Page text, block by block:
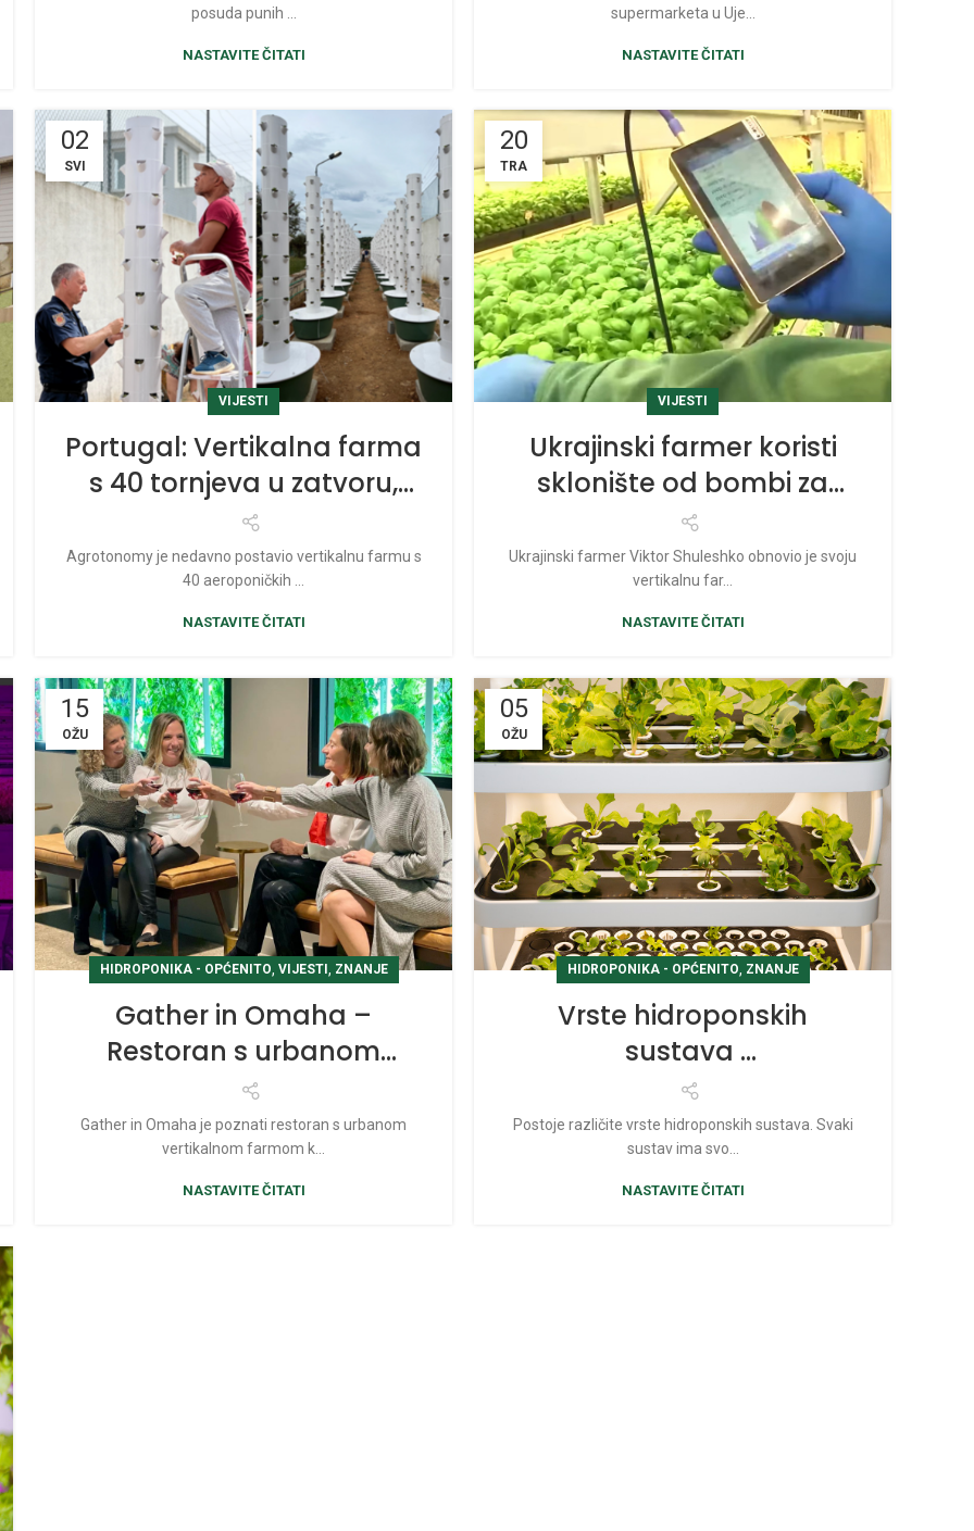
posuda punih ...
NASTAVITE ČITATI
supermarketa u Uje...
NASTAVITE ČITATI
02
SVI
VIJESTI
Portugal: Vertikalna farma
s 40 tornjeva u zatvoru,
usvajanje programa
rehabilitacije
Agrotonomy je nedavno postavio vertikalnu farmu s
40 aeroponičkih ...
NASTAVITE ČITATI
20
TRA
VIJESTI
Ukrajinski farmer koristi
sklonište od bombi za
uzgoj biljaka
Ukrajinski farmer Viktor Shuleshko obnovio je svoju
vertikalnu far...
NASTAVITE ČITATI
15
OŽU
HIDROPONIKA - OPĆENITO, VIJESTI, ZNANJE
Gather in Omaha –
Restoran s urbanom
farmom (tornjevi)
Gather in Omaha je poznati restoran s urbanom
vertikalnom farmom k...
NASTAVITE ČITATI
05
OŽU
HIDROPONIKA - OPĆENITO, ZNANJE
Vrste hidroponskih
sustava
Postoje različite vrste hidroponskih sustava. Svaki
sustav ima svo...
NASTAVITE ČITATI